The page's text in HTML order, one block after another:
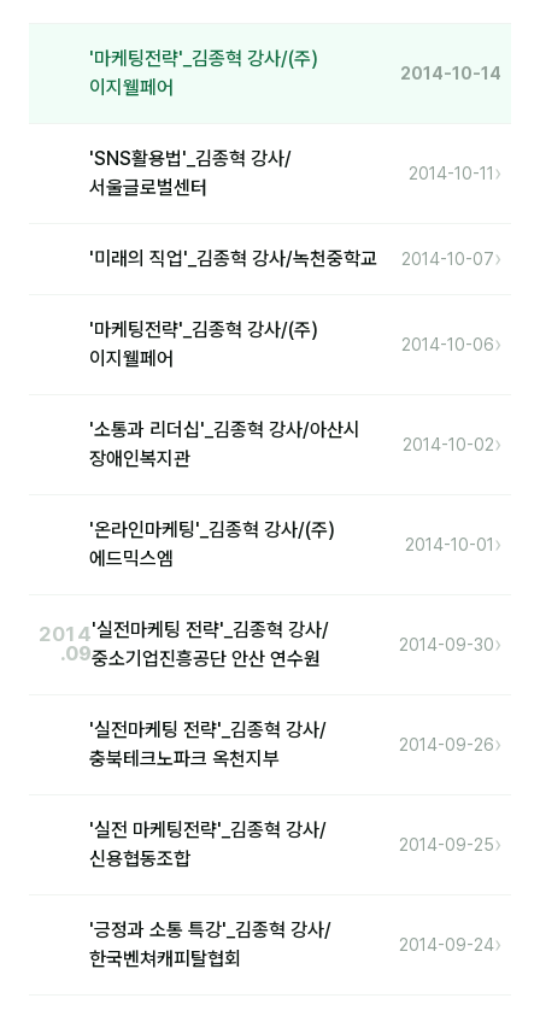
용어사전
문서자료실
공지사항
'마케팅전략'_김종혁 강사/(주)
이지웰페어
2014-10-14
'SNS활용법'_김종혁 강사/
서울글로벌센터
2014-10-11 ›
'미래의 직업'_김종혁 강사/녹천중학교 2014-10-07›
'마케팅전략'_김종혁 강사/(주)
이지웰페어
2014-10-06›
'소통과 리더십'_김종혁 강사/아산시
장애인복지관
2014-10-02›
'온라인마케팅'_김종혁 강사/(주)
에드믹스엠
2014-10-01 ›
2014
.09
'실전마케팅 전략'_김종혁 강사/
중소기업진흥공단 안산 연수원
2014-09-30›
'실전마케팅 전략'_김종혁 강사/
충북테크노파크 옥천지부
2014-09-26›
'실전 마케팅전략'_김종혁 강사/
신용협동조합
2014-09-25›
'긍정과 소통 특강'_김종혁 강사/
한국벤쳐캐피탈협회
2014-09-24›